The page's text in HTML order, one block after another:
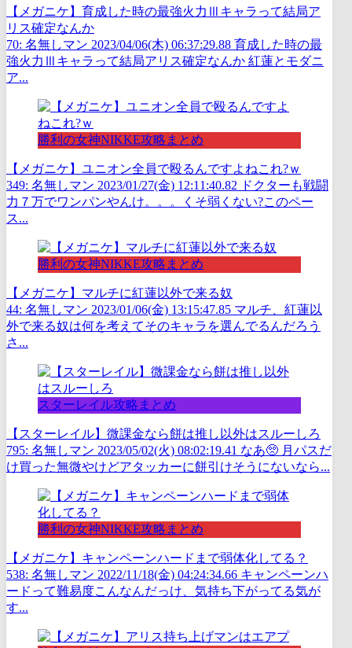
【メガニケ】育成した時の最強火力Ⅲキャラって結局ア
リス確定なんか
70: 名無しマン 2023/04/06(木) 06:37:29.88 育成した時の最
強火力Ⅲキャラって結局アリス確定なんか 紅蓮とモダニ
ア...
勝利の女神NIKKE攻略まとめ
【メガニケ】ユニオン全員で殴るんですよねこれ?ｗ
349: 名無しマン 2023/01/27(金) 12:11:40.82 ドクターも戦闘
力７万でワンパンやんけ。。。くそ弱くない?このペー
ス...
勝利の女神NIKKE攻略まとめ
【メガニケ】マルチに紅蓮以外で来る奴
44: 名無しマン 2023/01/06(金) 13:15:47.85 マルチ、紅蓮以
外で来る奴は何を考えてそのキャラを選んでるんだろう
さ...
スターレイル攻略まとめ
【スターレイル】微課金なら餅は推し以外はスルーしろ
795: 名無しマン 2023/05/02(火) 08:02:19.41 なあ🥺 月パスだ
け買った無微やけどアタッカーに餅引けそうにないなら...
勝利の女神NIKKE攻略まとめ
【メガニケ】キャンペーンハードまで弱体化してる？
538: 名無しマン 2022/11/18(金) 04:24:34.66 キャンペーンハ
ードって難易度こんなんだっけ、気持ち下がってる気が
す...